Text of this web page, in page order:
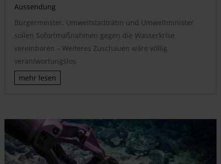
Aussendung
Bürgermeister, Umweltstadträtin und Umweltminister
sollen Sofortmaßnahmen gegen die Wasserkrise
vereinbaren – Weiteres Zuschauen wäre völlig
verantwortungslos
mehr lesen